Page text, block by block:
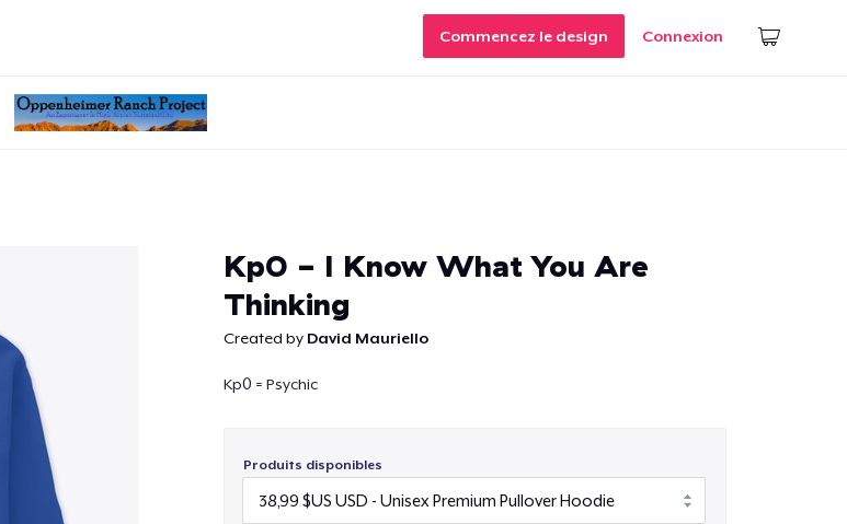
Commencez le design Connexion
Kp0 - I Know What You Are
Thinking
Created by David Mauriello
Kp0 = Psychic
Produits disponibles